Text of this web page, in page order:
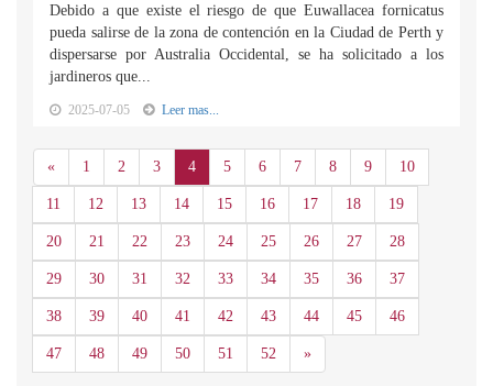
Debido a que existe el riesgo de que Euwallacea fornicatus
pueda salirse de la zona de contención en la Ciudad de Perth y
dispersarse por Australia Occidental, se ha solicitado a los
jardineros que...
2025-07-05 Leer mas...
«Anterior
1 2 3 4 5 6 7 8 9 10
11 12 13 14 15 16 17 18 19
20 21 22 23 24 25 26 27 28
29 30 31 32 33 34 35 36 37
38 39 40 41 42 43 44 45 46
47 48 49 50 51 52 »Siguiente